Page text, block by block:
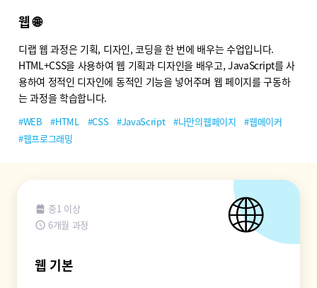
웹 🌐
디랩 웹 과정은 기획, 디자인, 코딩을 한 번에 배우는 수업입니다.
HTML+CSS을 사용하여 웹 기획과 디자인을 배우고, JavaScript를 사
용하여 정적인 디자인에 동적인 기능을 넣어주며 웹 페이지를 구동하
는 과정을 학습합니다.
#WEB #HTML #CSS #JavaScript #나만의웹페이지
#웹메이커
#웹프로그래밍
중1 이상
6개월 과정
웹 기본
🌐